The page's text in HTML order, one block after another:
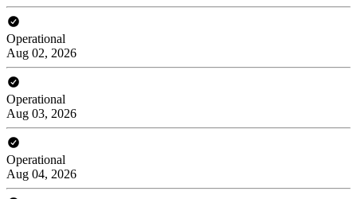
Operational
Aug 02, 2026
Operational
Aug 03, 2026
Operational
Aug 04, 2026